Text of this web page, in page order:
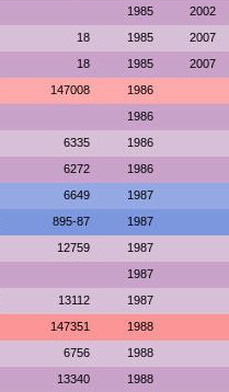
1985 2002
18 1985 2007
18 1985 2007
147008 1986
1986
6335 1986
6272 1986
6649 1987
895-87 1987
12759 1987
1987
13112 1987
147351 1988
6756 1988
13340 1988